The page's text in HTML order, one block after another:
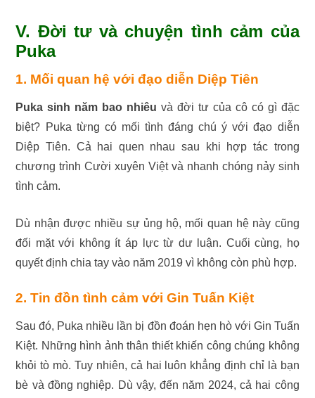
V. Đời tư và chuyện tình cảm của
Puka
1. Mối quan hệ với đạo diễn Diệp Tiên
Puka sinh năm bao nhiêu và đời tư của cô có gì đặc
biệt? Puka từng có mối tình đáng chú ý với đạo diễn
Diệp Tiên. Cả hai quen nhau sau khi hợp tác trong
chương trình Cười xuyên Việt và nhanh chóng nảy sinh
tình cảm.
Dù nhận được nhiều sự ủng hộ, mối quan hệ này cũng
đối mặt với không ít áp lực từ dư luận. Cuối cùng, họ
quyết định chia tay vào năm 2019 vì không còn phù hợp.
2. Tin đồn tình cảm với Gin Tuấn Kiệt
Sau đó, Puka nhiều lần bị đồn đoán hẹn hò với Gin Tuấn
Kiệt. Những hình ảnh thân thiết khiến công chúng không
khỏi tò mò. Tuy nhiên, cả hai luôn khẳng định chỉ là bạn
bè và đồng nghiệp. Dù vậy, đến năm 2024, cả hai công